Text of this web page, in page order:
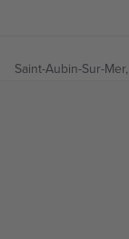
Saint-Aubin-Sur-Mer,